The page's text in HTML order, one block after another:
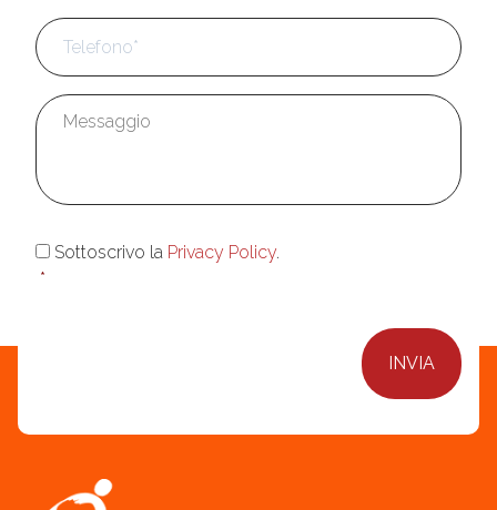
Telefono *
Messaggio
Consenso
Sottoscrivo la Privacy Policy.
*